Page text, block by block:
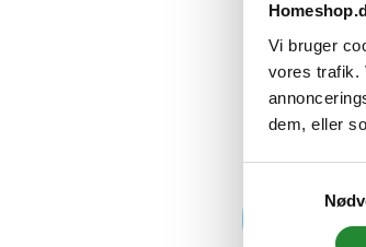
Vi bruger
vores trafik.
dem, eller